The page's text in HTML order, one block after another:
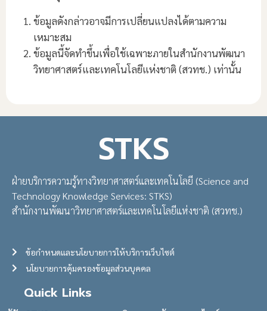
ข้อมูลดังกล่าวอาจมีการเปลี่ยนแปลงได้ตามความ
เหมาะสม
ข้อมูลนี้จัดทำขึ้นเพื่อใช้เฉพาะภายในสำนักงานพัฒนา
วิทยาศาสตร์และเทคโนโลยีแห่งชาติ (สวทช.) เท่านั้น
STKS
ฝ่ายบริการความรู้ทางวิทยาศาสตร์และเทคโนโลยี (Science and
Technology Knowledge Services: STKS)
สำนักงานพัฒนาวิทยาศาสตร์และเทคโนโลยีแห่งชาติ (สวทช.)
ข้อกำหนดและนโยบายการให้บริการเว็บไซต์
นโยบายการคุ้มครองข้อมูลส่วนบุคคล
Quick Links